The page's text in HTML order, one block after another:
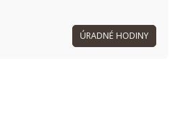
ÚRADNÉ HODINY